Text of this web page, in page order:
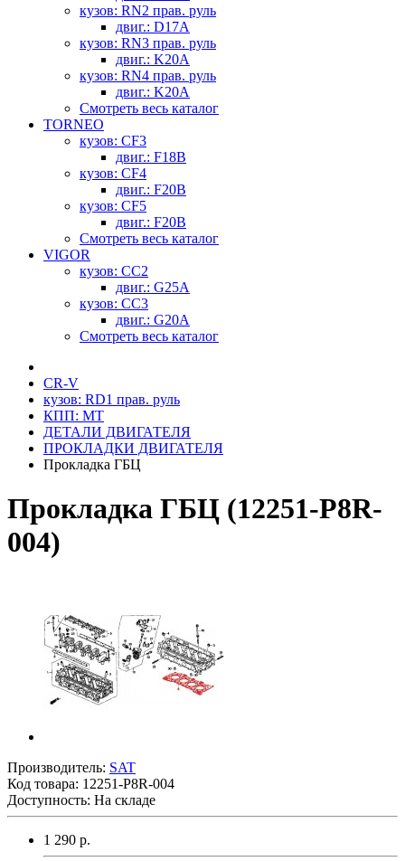
кузов: RN2 прав. руль
двиг.: D17A
кузов: RN3 прав. руль
двиг.: K20A
кузов: RN4 прав. руль
двиг.: K20A
Смотреть весь каталог
TORNEO
кузов: CF3
двиг.: F18B
кузов: CF4
двиг.: F20B
кузов: CF5
двиг.: F20B
Смотреть весь каталог
VIGOR
кузов: CC2
двиг.: G25A
кузов: CC3
двиг.: G20A
Смотреть весь каталог
CR-V
кузов: RD1 прав. руль
КПП: MT
ДЕТАЛИ ДВИГАТЕЛЯ
ПРОКЛАДКИ ДВИГАТЕЛЯ
Прокладка ГБЦ
Прокладка ГБЦ (12251-P8R-
004)
Производитель: SAT
Код товара: 12251-P8R-004
Доступность: На складе
1 290 р.